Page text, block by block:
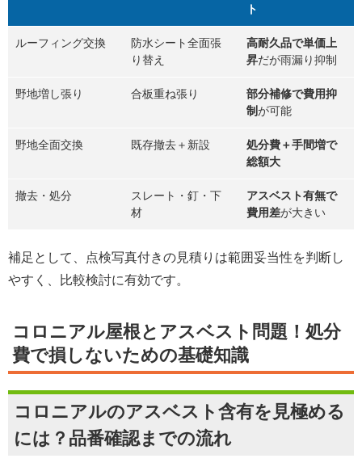
ト
ルーフィング交換
防水シート全面張
り替え
高耐久品で単価上
昇だが雨漏り抑制
野地増し張り 合板重ね張り
部分補修で費用抑
制が可能
野地全面交換 既存撤去＋新設
処分費＋手間増で
総額大
撤去・処分
スレート・釘・下
材
アスベスト有無で
費用差が大きい
補足として、点検写真付きの見積りは範囲妥当性を判断し
やすく、比較検討に有効です。
コロニアル屋根とアスベスト問題！処分
費で損しないための基礎知識
コロニアルのアスベスト含有を見極める
には？品番確認までの流れ